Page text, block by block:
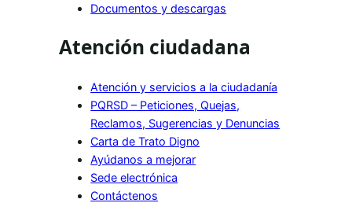
Documentos y descargas
Atención ciudadana
Atención y servicios a la ciudadanía
PQRSD – Peticiones, Quejas,
Reclamos, Sugerencias y Denuncias
Carta de Trato Digno
Ayúdanos a mejorar
Sede electrónica
Contáctenos